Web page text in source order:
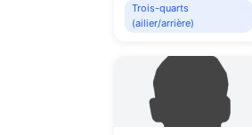
Trois-quarts
(ailier/arrière)